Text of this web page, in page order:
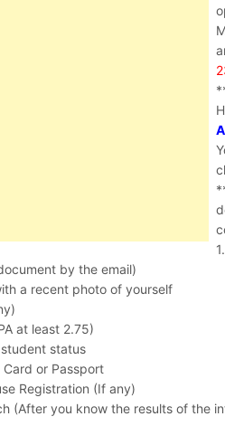
by the email)
a recent photo of yourself
at least 2.75)
status
or Passport
Registration (If any)
(After you know the results of the